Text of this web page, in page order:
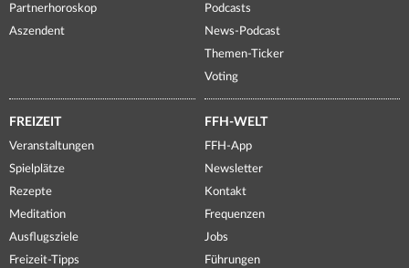
Partnerhoroskop
Aszendent
Podcasts
News-Podcast
Themen-Ticker
Voting
FREIZEIT
Veranstaltungen
Spielplätze
Rezepte
Meditation
Ausflugsziele
Freizeit-Tipps
FFH-WELT
FFH-App
Newsletter
Kontakt
Frequenzen
Jobs
Führungen